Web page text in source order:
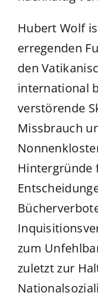
Hubert Wolf
erregenden
den
international
verstörende
Missbrauch
Hintergründe
zum
zuletzt zur